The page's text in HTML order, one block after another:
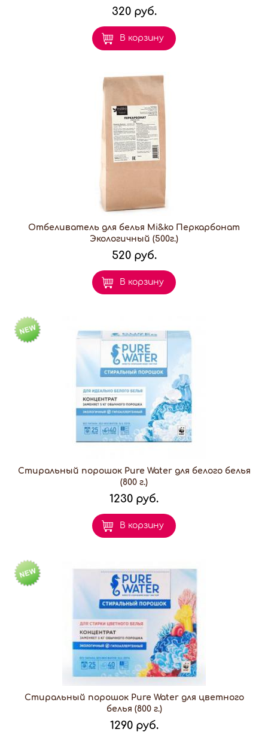
320 руб.
В корзину
Отбеливатель для белья Mi&ko Перкарбонат
Экологичный (500г.)
520 руб.
В корзину
Стиральный порошок Pure Water для белого белья
(800 г.)
1230 руб.
В корзину
Стиральный порошок Pure Water для цветного
белья (800 г.)
1290 руб.